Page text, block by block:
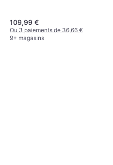
109,99 €
Ou 3 paiements de 36,66 €
9+ magasins